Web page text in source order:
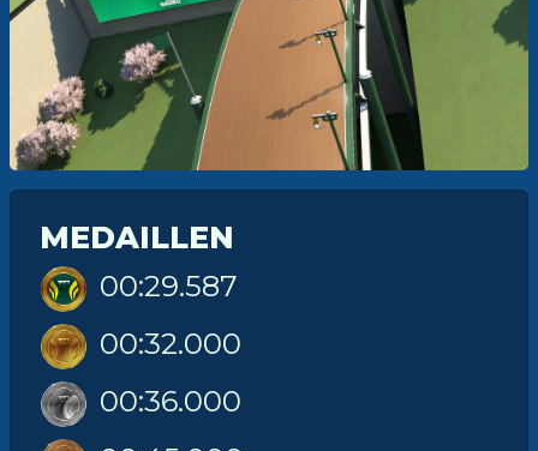
MEDAILLEN
00:29.587
00:32.000
00:36.000